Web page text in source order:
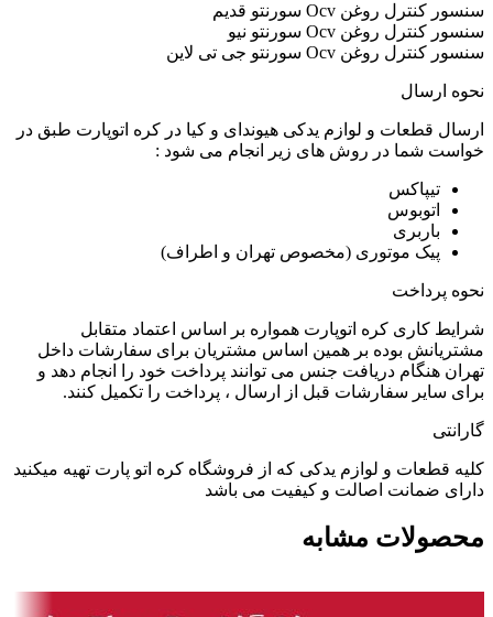
سنسور کنترل روغن Ocv سورنتو قدیم
سنسور کنترل روغن Ocv سورنتو نیو
سنسور کنترل روغن Ocv سورنتو جی تی لاین
نحوه ارسال
ارسال قطعات و لوازم یدکی هیوندای و کیا در کره اتوپارت طبق در
خواست شما در روش های زیر انجام می شود :
تیپاکس
اتوبوس
باربری
پیک موتوری (مخصوص تهران و اطراف)
نحوه پرداخت
شرایط کاری کره اتوپارت همواره بر اساس اعتماد متقابل
مشتریانش بوده بر همین اساس مشتریان برای سفارشات داخل
تهران هنگام دریافت جنس می توانند پرداخت خود را انجام دهد و
برای سایر سفارشات قبل از ارسال ، پرداخت را تکمیل کنند.
گارانتی
کلیه قطعات و لوازم یدکی که از فروشگاه کره اتو پارت تهیه میکنید
دارای ضمانت اصالت و کیفیت می باشد
محصولات مشابه